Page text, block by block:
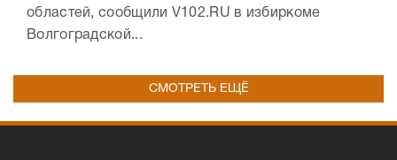
областей, сообщили V102.RU в избиркоме
Волгоградской...
СМОТРЕТЬ ЕЩЁ